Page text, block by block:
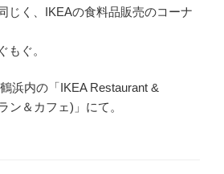
じく、IKEAの食料品販売のコーナ
もぐ。
浜内の「IKEA Restaurant &
ン＆カフェ)」にて。